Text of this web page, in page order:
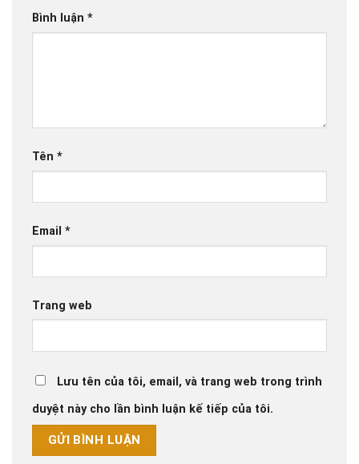
Bình luận *
Tên *
Email *
Trang web
Lưu tên của tôi, email, và trang web trong trình
duyệt này cho lần bình luận kế tiếp của tôi.